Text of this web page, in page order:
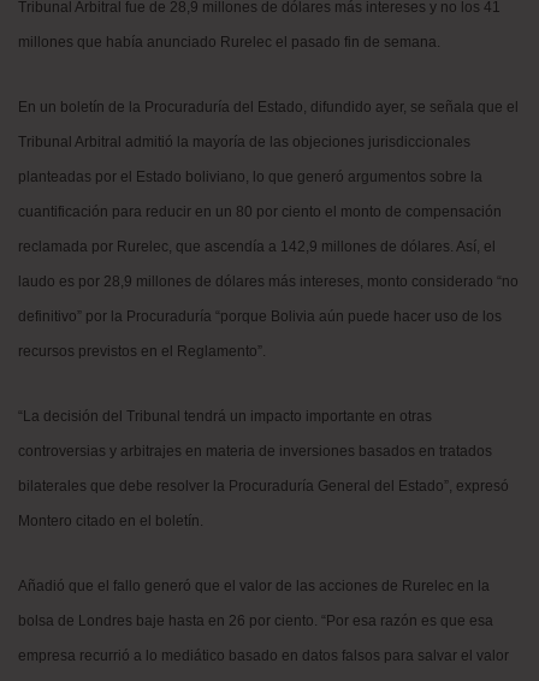
Tribunal Arbitral fue de 28,9 millones de dólares más intereses y no los 41
millones que había anunciado Rurelec el pasado fin de semana.
En un boletín de la Procuraduría del Estado, difundido ayer, se señala que el
Tribunal Arbitral admitió la mayoría de las objeciones jurisdiccionales
planteadas por el Estado boliviano, lo que generó argumentos sobre la
cuantificación para reducir en un 80 por ciento el monto de compensación
reclamada por Rurelec, que ascendía a 142,9 millones de dólares. Así, el
laudo es por 28,9 millones de dólares más intereses, monto considerado “no
definitivo” por la Procuraduría “porque Bolivia aún puede hacer uso de los
recursos previstos en el Reglamento”.
“La decisión del Tribunal tendrá un impacto importante en otras
controversias y arbitrajes en materia de inversiones basados en tratados
bilaterales que debe resolver la Procuraduría General del Estado”, expresó
Montero citado en el boletín.
Añadió que el fallo generó que el valor de las acciones de Rurelec en la
bolsa de Londres baje hasta en 26 por ciento. “Por esa razón es que esa
empresa recurrió a lo mediático basado en datos falsos para salvar el valor